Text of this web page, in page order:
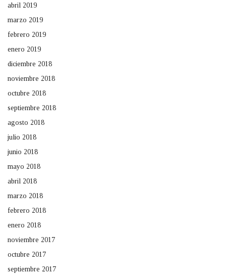
abril 2019
marzo 2019
febrero 2019
enero 2019
diciembre 2018
noviembre 2018
octubre 2018
septiembre 2018
agosto 2018
julio 2018
junio 2018
mayo 2018
abril 2018
marzo 2018
febrero 2018
enero 2018
noviembre 2017
octubre 2017
septiembre 2017